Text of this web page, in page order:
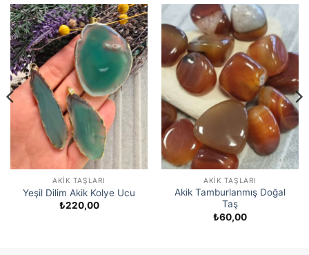
AKIK TAŞLARI
Yeşil Dilim Akik Kolye Ucu
₺220,00
AKIK TAŞLARI
Akik Tamburlanmış Doğal
Taş
₺60,00